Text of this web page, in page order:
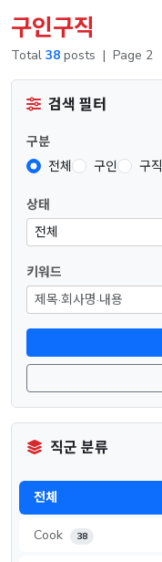
구인구직
Total 38 posts | Page 2
검색 필터
구분
전체
구인 구직
상태
키워드
직군 분류
전체
Cook 38